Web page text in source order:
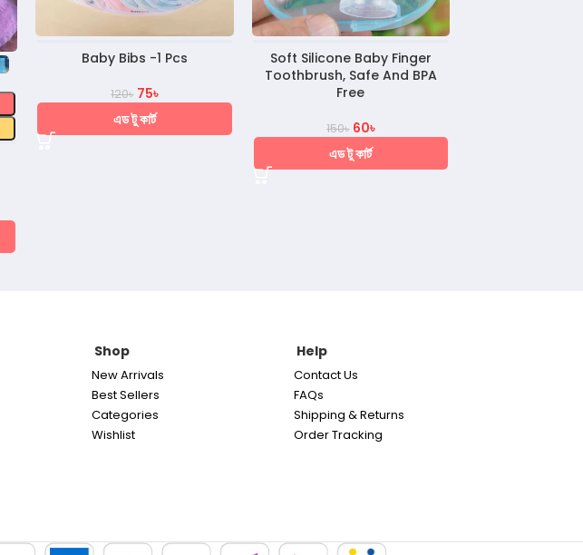
Baby Bibs -1 Pcs
120৳ 75৳
এড টু কার্ট
Soft Silicone Baby Finger
Toothbrush, Safe And BPA
Free
150৳ 60৳
এড টু কার্ট
Shop
New Arrivals
Best Sellers
Categories
Wishlist
Help
Contact Us
FAQs
Shipping & Returns
Order Tracking